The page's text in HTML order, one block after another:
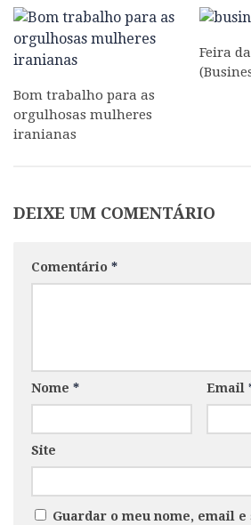
Bom trabalho para as
orgulhosas mulheres
iranianas
Feira
DEIXE UM COMENTÁRIO
Comentário *
Nome * Email
Site
Guardar o meu nome, email e